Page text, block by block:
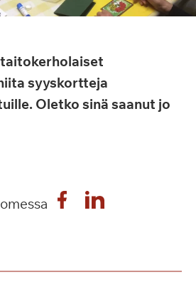
syyskortteja
Oletko sinä saanut jo